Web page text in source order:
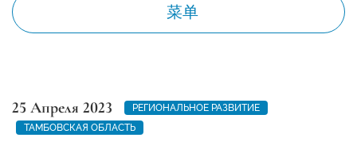
菜单
25 Апреля 2023
РЕГИОНАЛЬНОЕ РАЗВИТИЕ
ТАМБОВСКАЯ ОБЛАСТЬ